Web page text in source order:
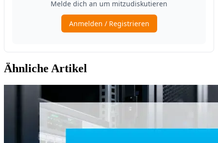
Ähnliche Artikel